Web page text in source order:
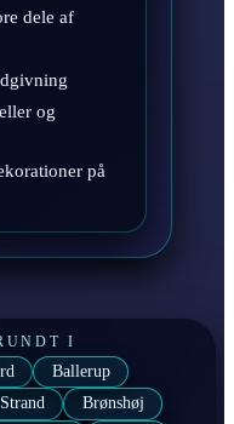
dele af
og
på
I
Ballerup
Brønshøj